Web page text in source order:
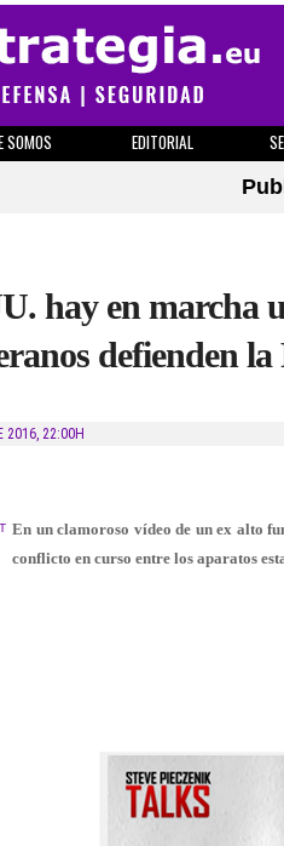
SOMOS EDITORIAL
hay en marcha
defienden
2016, 22:00H
En un clamoroso vídeo de un ex alto
conflicto en curso entre los aparatos